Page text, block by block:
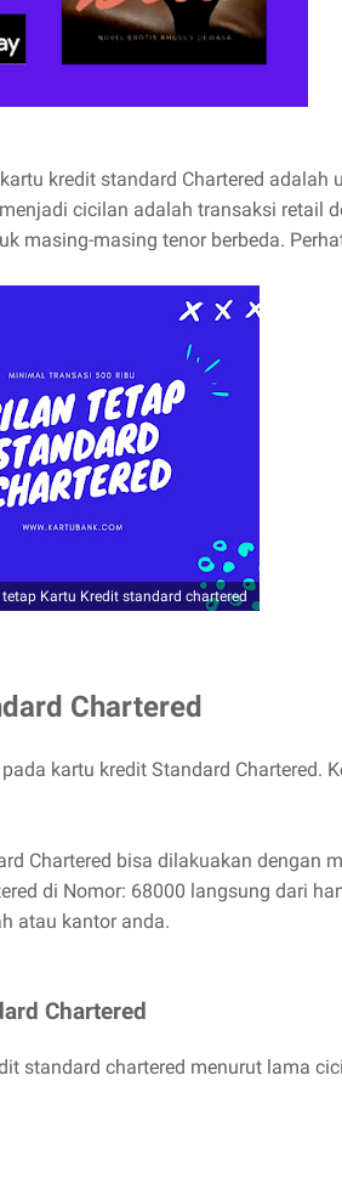
kredit standard Chartered adalah
cicilan adalah transaksi retail
masing-masing tenor berbeda.
Kartu Kredit standard chartered
Chartered
kartu kredit Standard Chartered.
Chartered bisa dilakuakan dengan
di Nomor: 68000 langsung dari
atau kantor anda.
Chartered
standard chartered menurut lama